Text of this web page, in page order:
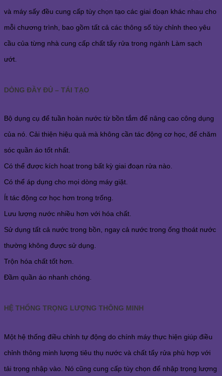
và máy sấy đều cung cấp tùy chọn tạo các giai đoạn khác nhau cho
mỗi chương trình, bao gồm tất cả các thông số tùy chỉnh theo yêu
cầu của từng nhà cung cấp chất tẩy rửa trong ngành Làm sạch
ướt.
DÒNG ĐẦY ĐỦ – TÁI TẠO
Bộ dụng cụ để tuần hoàn nước từ bồn tắm để nâng cao công dụng
của nó. Cải thiện hiệu quả mà không cần tác động cơ học, để chăm
sóc quần áo tốt nhất.
Có thể được kích hoạt trong bất kỳ giai đoạn rửa nào.
Có thể áp dụng cho mọi dòng máy giặt.
Ít tác động cơ học hơn trong trống.
Lưu lượng nước nhiều hơn với hóa chất.
Sử dụng tất cả nước trong bồn, ngay cả nước trong ống thoát nước
thường không được sử dụng.
Trộn hóa chất tốt hơn.
Đầm quần áo nhanh chóng.
HỆ THỐNG TRỌNG LƯỢNG THÔNG MINH
Một hệ thống điều chỉnh tự động do chính máy thực hiện giúp điều
chỉnh thông minh lượng tiêu thụ nước và chất tẩy rửa phù hợp với
tải trọng nhập vào. Nó cũng cung cấp tùy chọn để nhập trọng lượng